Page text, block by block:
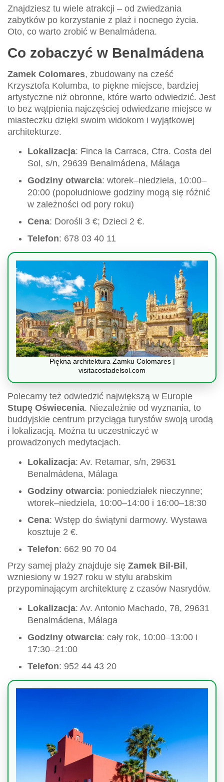
Znajdziesz tu wiele atrakcji – od zwiedzania
zabytków po korzystanie z plaż i nocnego życia.
Oto, co warto zrobić w Benalmádena.
Co zobaczyć w Benalmádena
Zamek Colomares, zbudowany na cześć
Krzysztofa Kolumba, to piękne miejsce, bardziej
artystyczne niż obronne, które warto odwiedzić. Jest
to bez wątpienia najczęściej odwiedzane miejsce w
miasteczku dzięki swoim widokom i wyjątkowej
architekturze.
Lokalizacja: Finca la Carraca, Ctra. Costa del
Sol, s/n, 29639 Benalmádena, Málaga
Godziny otwarcia: wtorek–niedziela, 10:00–
20:00 (popołudniowe godziny mogą się różnić
w zależności od pory roku)
Cena: Dorośli 3 €; Dzieci 2 €.
Telefon: 678 03 40 11
Piękna architektura Zamku Colomares |
visitacostadelsol.com
Polecamy też odwiedzić największą w Europie
Stupę Oświecenia. Niezależnie od wyznania, to
buddyjskie centrum przyciąga turystów swoją urodą
i lokalizacją. Można tu uczestniczyć w
prowadzonych medytacjach.
Lokalizacja: Av. Retamar, s/n, 29631
Benalmádena, Málaga
Godziny otwarcia: poniedziałek nieczynne;
wtorek–niedziela, 10:00–14:00 i 16:00–18:30
Cena: Wstęp do świątyni darmowy. Wystawa
kosztuje 2 €.
Telefon: 662 90 70 04
Przy samej plaży znajduje się Zamek Bil-Bil ,
wzniesiony w 1927 roku w stylu arabskim
przypominającym architekturę z czasów Nasrydów.
Lokalizacja: Av. Antonio Machado, 78, 29631
Benalmádena, Málaga
Godziny otwarcia: cały rok, 10:00–13:00 i
17:30–21:00
Telefon: 952 44 43 20